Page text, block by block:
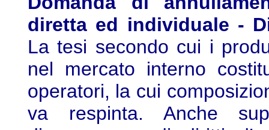
diretta ed individuale -
La tesi secondo cui i
nel mercato interno
operatori, la cui
va respinta. Anche